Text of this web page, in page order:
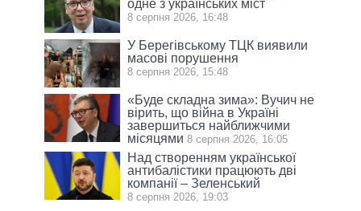
одне з українських міст
8 серпня 2026, 16:48
У Берегівському ТЦК виявили
масові порушення
8 серпня 2026, 15:48
«Буде складна зима»: Вучич не
вірить, що війна в Україні
завершиться найближчими
місяцями 8 серпня 2026, 16:05
Над створенням української
антибалістики працюють дві
компанії – Зеленський
8 серпня 2026, 19:03